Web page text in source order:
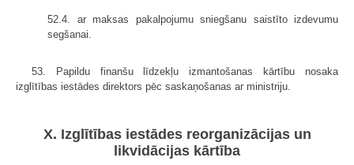
52.4. ar maksas pakalpojumu sniegšanu saistīto izdevumu
segšanai.
53. Papildu finanšu līdzekļu izmantošanas kārtību nosaka
izglītības iestādes direktors pēc saskaņošanas ar ministriju.
X. Izglītības iestādes reorganizācijas un
likvidācijas kārtība